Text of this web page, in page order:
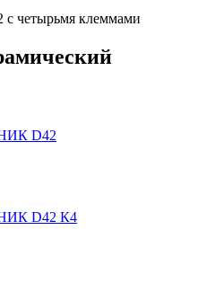
с четырьмя клеммами
D42
D42 К4